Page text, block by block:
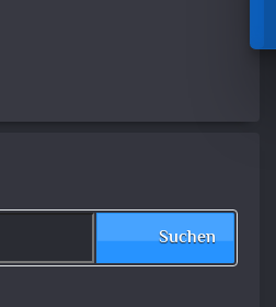
Suchen